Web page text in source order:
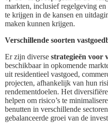
markten, inclusief regelgeving
te krijgen in de kansen en
maken kunnen krijgen.
Verschillende soorten
Er zijn diverse strategieën voor
beschikbaar in opkomende
uit residentieel vastgoed,
projecten, afhankelijk van hun
rendementdoelen. Het
helpen om risico’s te
benutten in verschillende
gebalanceerde groei van de